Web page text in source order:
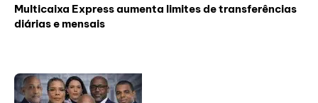
Multicaixa Express aumenta limites de transferências
diárias e mensais